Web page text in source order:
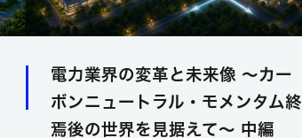
電力業界の変革と未来像 ～カー
ボンニュートラル・モメンタム終
焉後の世界を見据えて～ 中編